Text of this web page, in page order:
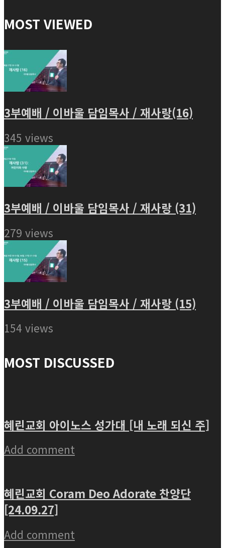
MOST VIEWED
3부예배 / 이바울 담임목사 / 재사랑(16)
345 views
3부예배 / 이바울 담임목사 / 재사랑 (31)
279 views
3부예배 / 이바울 담임목사 / 재사랑 (15)
154 views
MOST DISCUSSED
혜린교회 아이노스 성가대 [내 노래 되신 주]
Add comment
혜린교회 Coram Deo Adorate 찬양단
[24.09.27]
Add comment